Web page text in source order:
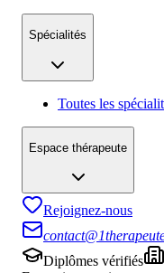
Spécialités
Toutes les
Espace thérapeute
Rejoignez-nous
Diplômes vérifiés